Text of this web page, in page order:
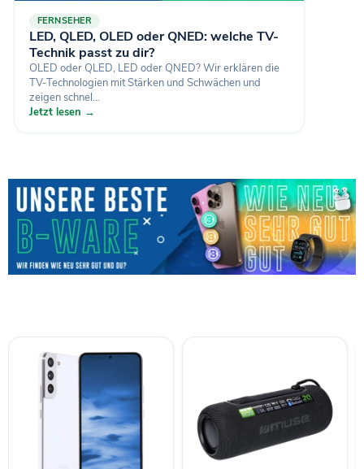
FERNSEHER
LED, QLED, OLED oder QNED: welche TV-
Technik passt zu dir?
OLED oder QLED, LED oder QNED? Wir erklären die
TV-Technologien mit Stärken und Schwächen und
zeigen schnel...
Jetzt lesen →